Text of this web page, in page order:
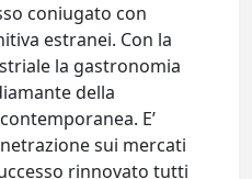
coniugato con
estranei. Con la
la gastronomia
della
E’
sui mercati
rinnovato tutti